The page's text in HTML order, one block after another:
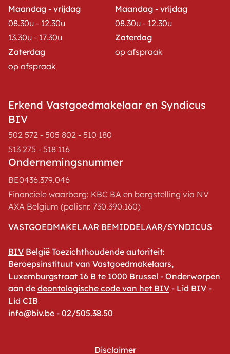
Maandag - vrijdag
08.30u - 12.30u
13.30u - 17.30u
Zaterdag
op afspraak
Maandag - vrijdag
08.30u - 12.30u
Zaterdag
op afspraak
Erkend Vastgoedmakelaar en Syndicus
BIV
502 572 - 505 802 - 510 180
513 275 - 518 116
Ondernemingsnummer
BE0436.379.046
Financiele waarborg: KBC BA en borgstelling via NV
AXA Belgium (polisnr. 730.390.160)
VASTGOEDMAKELAAR BEMIDDELAAR/SYNDICUS
BIV België Toezichthoudende autoriteit:
Beroepsinstituut van Vastgoedmakelaars,
Luxemburgstraat 16 B te 1000 Brussel - Onderworpen
aan de deontologische code van het BIV - Lid BIV -
Lid CIB
info@biv.be - 02/505.38.50
Disclaimer